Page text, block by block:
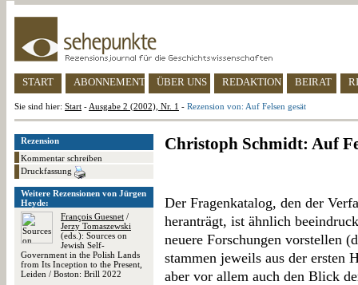
START ABONNEMENT ÜBER UNS REDAKTION BEIRAT
Sie sind hier: Start - Ausgabe 2 (2002), Nr. 1 - Rezension von: Auf Felsen gesät
Rezension
Kommentar schreiben
Druckfassung
Weitere Rezensionen von Jürgen
Heyde:
François Guesnet /
Jerzy Tomaszewski
(eds.): Sources on
Jewish Self-
Government in the Polish Lands
from Its Inception to the Present,
Leiden / Boston: Brill 2022
Christoph Schmidt: Auf
Der Fragenkatalog, den der
heranträgt, ist ähnlich
neuere Forschungen vorstellen
stammen jeweils aus der ersten
aber vor allem auch den Blick